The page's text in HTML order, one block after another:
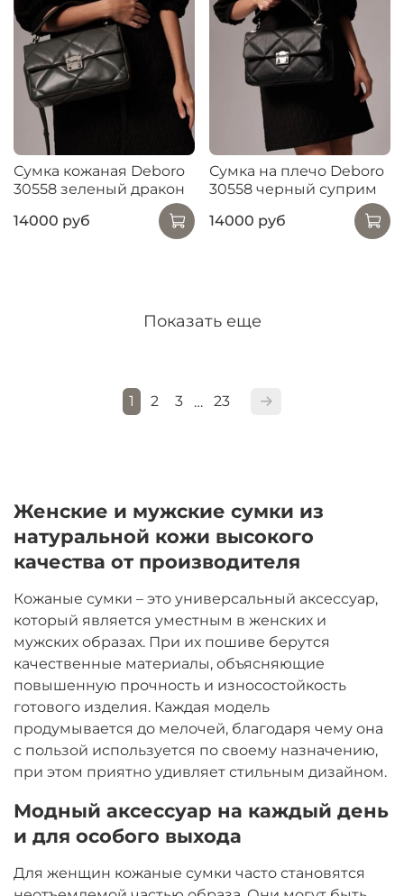
Сумка кожаная Deboro
30558 зеленый дракон
14000 руб
Сумка на плечо Deboro
30558 черный суприм
14000 руб
Показать еще
1 2 3 … 23
Женские и мужские сумки из
натуральной кожи высокого
качества от производителя
Кожаные сумки – это универсальный аксессуар,
который является уместным в женских и
мужских образах. При их пошиве берутся
качественные материалы, объясняющие
повышенную прочность и износостойкость
готового изделия. Каждая модель
продумывается до мелочей, благодаря чему она
с пользой используется по своему назначению,
при этом приятно удивляет стильным дизайном.
Модный аксессуар на каждый день
и для особого выхода
Для женщин кожаные сумки часто становятся